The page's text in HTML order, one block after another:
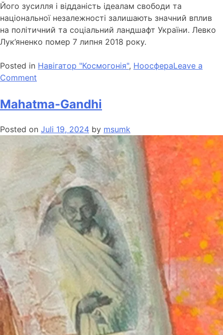
Його зусилля і відданість ідеалам свободи та
національної незалежності залишають значний вплив
на політичний та соціальний ландшафт України. Левко
Лук’яненко помер 7 липня 2018 року.
Posted in Навігатор "Космогонія", НоосфераLeave a
Comment
Mahatma-Gandhi
Posted on Juli 19, 2024 by msumk